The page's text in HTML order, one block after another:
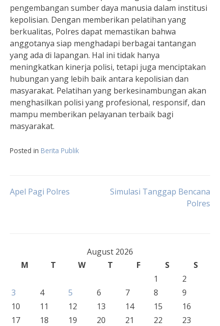
pengembangan sumber daya manusia dalam institusi
kepolisian. Dengan memberikan pelatihan yang
berkualitas, Polres dapat memastikan bahwa
anggotanya siap menghadapi berbagai tantangan
yang ada di lapangan. Hal ini tidak hanya
meningkatkan kinerja polisi, tetapi juga menciptakan
hubungan yang lebih baik antara kepolisian dan
masyarakat. Pelatihan yang berkesinambungan akan
menghasilkan polisi yang profesional, responsif, dan
mampu memberikan pelayanan terbaik bagi
masyarakat.
Posted in Berita Publik
Post
Apel Pagi Polres
Simulasi Tanggap Bencana
Polres
August 2026
M
T W T F S
S
1
2
3
4 5 6 7 8
9
10
11 12 13 14 15
16
17
18 19 20 21 22
23